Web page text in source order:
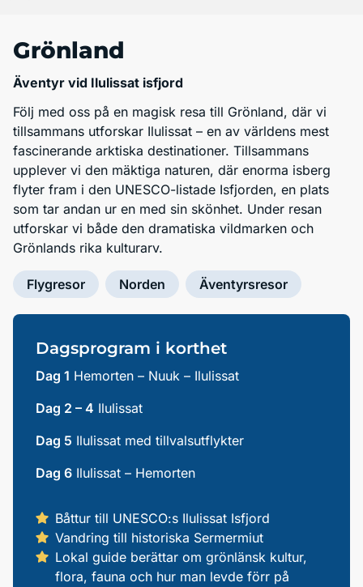
Grönland
Äventyr vid Ilulissat isfjord
Följ med oss på en magisk resa till Grönland, där vi
tillsammans utforskar Ilulissat – en av världens mest
fascinerande arktiska destinationer. Tillsammans
upplever vi den mäktiga naturen, där enorma isberg
flyter fram i den UNESCO-listade Isfjorden, en plats
som tar andan ur en med sin skönhet. Under resan
utforskar vi både den dramatiska vildmarken och
Grönlands rika kulturarv.
Flygresor Norden Äventyrsresor
Dagsprogram i korthet
Dag 1 Hemorten – Nuuk – Ilulissat
Dag 2 – 4 Ilulissat
Dag 5 Ilulissat med tillvalsutflykter
Dag 6 Ilulissat – Hemorten
Båttur till UNESCO:s Ilulissat Isfjord
Vandring till historiska Sermermiut
Lokal guide berättar om grönlänsk kultur,
flora, fauna och hur man levde förr på